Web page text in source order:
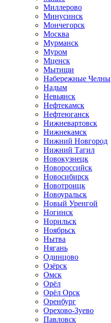
Миллерово
Минусинск
Мончегорск
Москва
Мурманск
Муром
Мценск
Мытищи
Набережные Челны
Надым
Невьянск
Нефтекамск
Нефтеюганск
Нижневартовск
Нижнекамск
Нижний Новгород
Нижний Тагил
Новокузнецк
Новороссийск
Новосибирск
Новотроицк
Новоуральск
Новый Уренгой
Ногинск
Норильск
Ноябрьск
Нытва
Нягань
Одинцово
Озёрск
Омск
Орёл
Орёл Орск
Оренбург
Орехово-Зуево
Павловск